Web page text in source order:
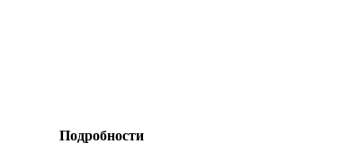
Подробности